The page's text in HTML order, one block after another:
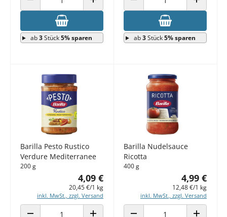
ANZAHL VERRINGERN ANZAHL ERHÖHEN
ab3Stück5% sparen
ANZAHL VERRINGERN ANZAHL
ab3Stück5% sparen
Barilla Pesto Rustico
Verdure Mediterranee
200 g
4,09 €
20,45 €/1 kg
inkl. MwSt., zzgl. Versand
Barilla Nudelsauce
Ricotta
400 g
4,99 €
12,48 €/1 kg
inkl. MwSt., zzgl. Versand